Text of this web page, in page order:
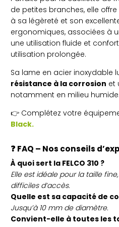
de petites branches, elle
à sa légèreté et son
ergonomiques, associées à
une utilisation fluide et
utilisation prolongée.
Sa lame en acier inoxydable
résistance à la corrosion et
notamment en milieu humide.
👉 Complétez votre
Black.
❓ FAQ – Nos conseils
À quoi sert la FELCO 310 ?
Elle est idéale pour la taille
difficiles d’accès.
Quelle est sa capacité de
Jusqu’à 10 mm de diamètre.
Convient-elle à toutes les